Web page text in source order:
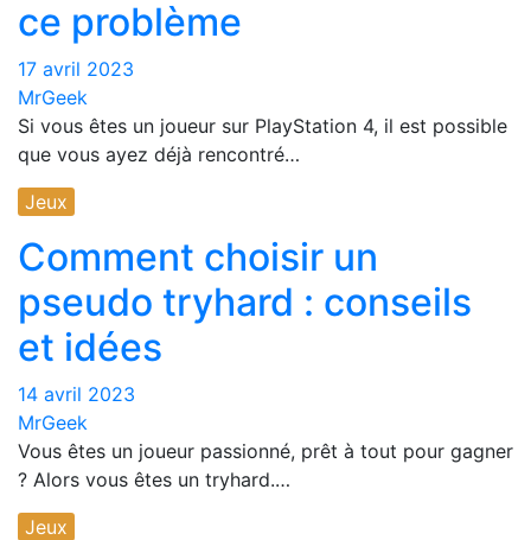
ce problème
17 avril 2023
MrGeek
Si vous êtes un joueur sur PlayStation 4, il est possible
que vous ayez déjà rencontré…
Jeux
Comment choisir un
pseudo tryhard : conseils
et idées
14 avril 2023
MrGeek
Vous êtes un joueur passionné, prêt à tout pour gagner
? Alors vous êtes un tryhard.…
Jeux